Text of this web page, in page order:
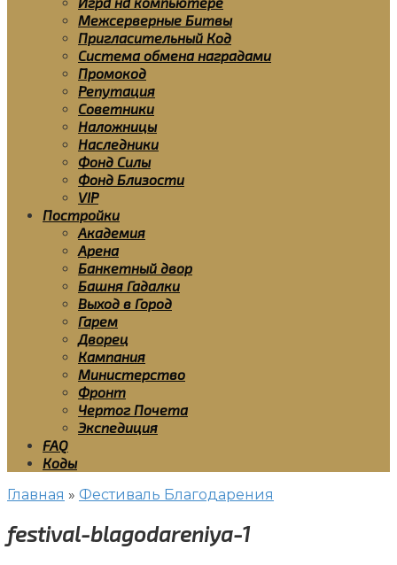
Межсерверные Битвы
Пригласительный Код
Система обмена наградами
Промокод
Репутация
Советники
Наложницы
Наследники
Фонд Силы
Фонд Близости
VIP
Постройки
Академия
Арена
Банкетный двор
Башня Гадалки
Выход в Город
Гарем
Дворец
Кампания
Министерство
Фронт
Чертог Почета
Экспедиция
FAQ
Коды
Главная » Фестиваль Благодарения
festival-blagodareniya-1